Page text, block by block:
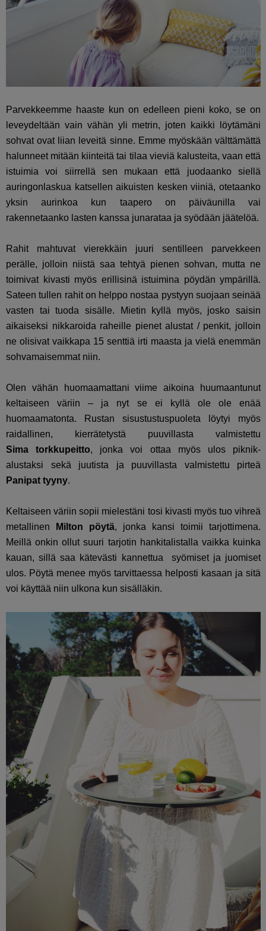
Parvekkeemme haaste kun on edelleen pieni koko, se on
leveydeltään vain vähän yli metrin, joten kaikki löytämäni
sohvat ovat liian leveitä sinne. Emme myöskään välttämättä
halunneet mitään kiinteitä tai tilaa vieviä kalusteita, vaan että
istuimia voi siirrellä sen mukaan että juodaanko siellä
auringonlaskua katsellen aikuisten kesken viiniä, otetaanko
yksin aurinkoa kun taapero on päiväunilla vai
rakennetaanko lasten kanssa junarataa ja syödään jäätelöä.
Rahit mahtuvat vierekkäin juuri sentilleen parvekkeen
perälle, jolloin niistä saa tehtyä pienen sohvan, mutta ne
toimivat kivasti myös erillisinä istuimina pöydän ympärillä.
Sateen tullen rahit on helppo nostaa pystyyn suojaan seinää
vasten tai tuoda sisälle. Mietin kyllä myös, josko saisin
aikaiseksi nikkaroida raheille pienet alustat / penkit, jolloin
ne olisivat vaikkapa 15 senttiä irti maasta ja vielä enemmän
sohvamaisemmat niin.
Olen vähän huomaamattani viime aikoina huumaantunut
keltaiseen väriin – ja nyt se ei kyllä ole ole enää
huomaamatonta. Rustan sisustustuspuoleta löytyi myös
raidallinen, kierrätetystä puuvillasta valmistettu
Sima
torkkupeitto, jonka voi ottaa myös ulos piknik-
alustaksi sekä juutista ja puuvillasta valmistettu pirteä
Panipat tyyny.
Keltaiseen väriin sopii mielestäni tosi kivasti myös tuo vihreä
metallinen
Milton pöytä, jonka kansi toimii tarjottimena.
Meillä onkin ollut suuri tarjotin hankitalistalla vaikka kuinka
kauan, sillä saa kätevästi kannettua syömiset ja juomiset
ulos. Pöytä menee myös tarvittaessa helposti kasaan ja sitä
voi käyttää niin ulkona kun sisälläkin.